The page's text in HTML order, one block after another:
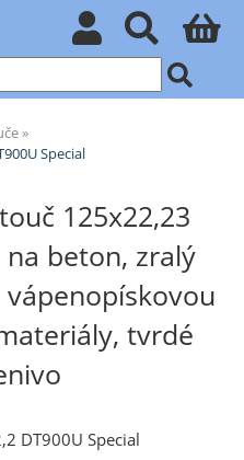
Special
125x22,23
na beton, zralý
tvrdé
DT900U Special